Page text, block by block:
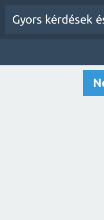
Gyors kérdések